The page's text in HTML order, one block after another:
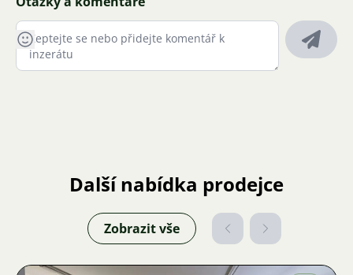
Další nabídka prodejce
Zobrazit vše